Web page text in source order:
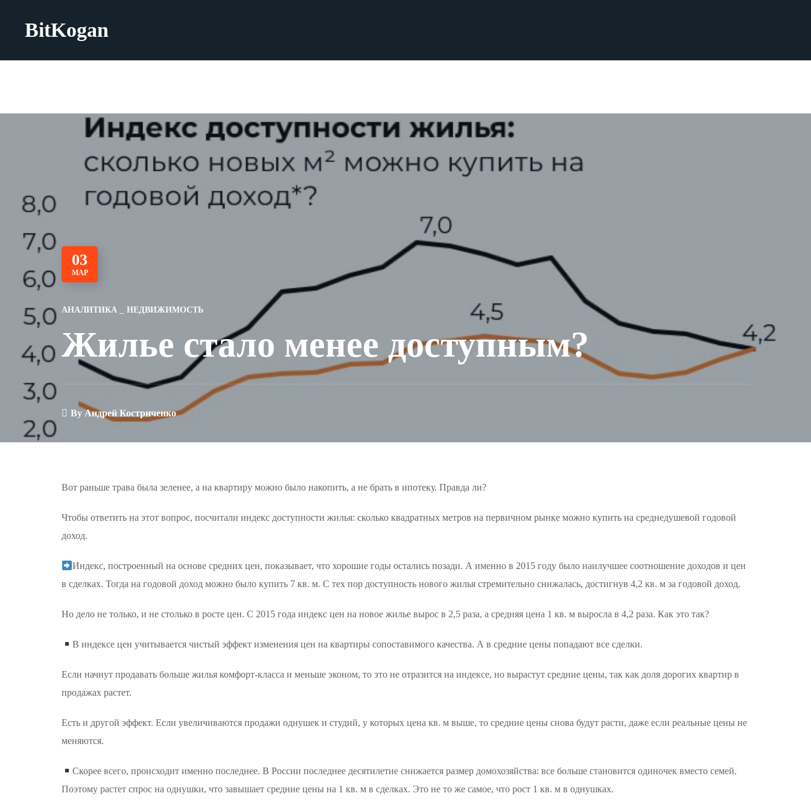
BitKogan
03
МАР
АНАЛИТИКА НЕДВИЖИМОСТЬ
Жилье стало менее доступным?
ByАндрей Костриченко
Вот раньше трава была зеленее, а на квартиру можно было накопить, а не брать в ипотеку. Правда ли?
Чтобы ответить на этот вопрос, посчитали индекс доступности жилья: сколько квадратных метров на первичном рынке можно купить на среднедушевой годовой
доход.
Индекс, построенный на основе средних цен, показывает, что хорошие годы остались позади. А именно в 2015 году было наилучшее соотношение доходов и цен
в сделках. Тогда на годовой доход можно было купить 7 кв. м. С тех пор доступность нового жилья стремительно снижалась, достигнув 4,2 кв. м за годовой доход.
Но дело не только, и не столько в росте цен. С 2015 года индекс цен на новое жилье вырос в 2,5 раза, а средняя цена 1 кв. м выросла в 4,2 раза. Как это так?
В индексе цен учитывается чистый эффект изменения цен на квартиры сопоставимого качества. А в средние цены попадают все сделки.
Если начнут продавать больше жилья комфорт-класса и меньше эконом, то это не отразится на индексе, но вырастут средние цены, так как доля дорогих квартир в
продажах растет.
Есть и другой эффект. Если увеличиваются продажи однушек и студий, у которых цена кв. м выше, то средние цены снова будут расти, даже если реальные цены не
меняются.
Скорее всего, происходит именно последнее. В России последнее десятилетие снижается размер домохозяйства: все больше становится одиночек вместо семей.
Поэтому растет спрос на однушки, что завышает средние цены на 1 кв. м в сделках. Это не то же самое, что рост 1 кв. м в однушках.